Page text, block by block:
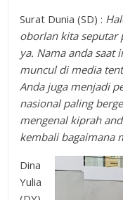
Surat Dunia (SD) :
oborlan kita seputar
ya. Nama anda saat
muncul di media
Anda juga menjadi
nasional paling
mengenal kiprah
kembali bagaimana
Dina
Yulia